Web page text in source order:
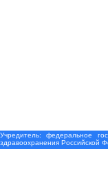
Учредитель: федеральное
здравоохранения Российской